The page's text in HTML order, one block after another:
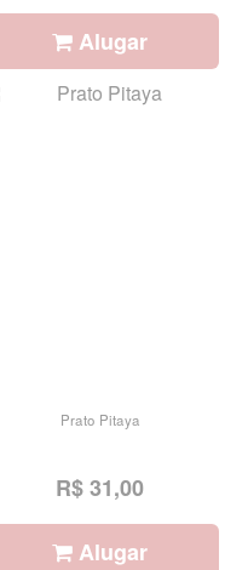
Alugar
Prato Pitaya
R$ 31,00
Alugar